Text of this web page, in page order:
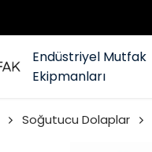
Endüstriyel Mutfak
Ekipmanları
Soğutucu Dolaplar